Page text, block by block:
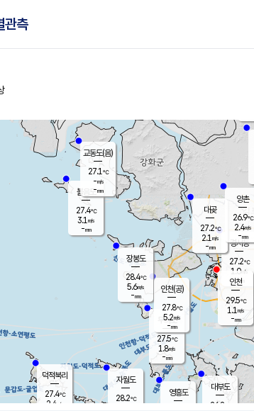
관측
무의도
27.5℃
1.8m/s
-mm
영흥도
볼음도
27.4℃
3.1 m/s
-mm
자월도
28.2℃
장봉도
28.4℃
5.6m/s
-mm
대부도
26.8
경서동
27.2℃
1.0m/s
-mm
대곶
27.2℃
2.1 m/s
-mm
양촌
26.9℃
2.4m/s
-mm
덕적북리
27.4℃
2.4 m/s
인천(공)
27.8℃
5.2m/s
-mm
교동도(음)
27.1℃
-m/s
-mm
인천
29.5℃
1.1 m/s
-mm